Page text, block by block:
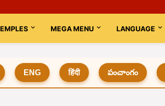
MEGA MENU LANGUAGE
ENG हिंदी పంచాంగం